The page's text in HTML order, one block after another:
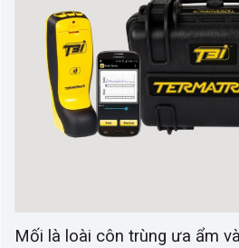
Mối là loài côn trùng ưa ẩm